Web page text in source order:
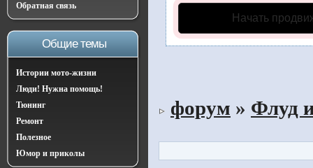
Обратная связь
Общие темы
Истории мото-жизни
Люди! Нужна помощь!
Тюнинг
Ремонт
Полезное
Юмор и приколы
Начать
форум » Флуд